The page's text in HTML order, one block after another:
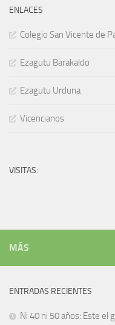
ENLACES
Colegio San Vicente de
Ezagutu Barakaldo
Ezagutu Urduna
Vicencianos
VISITAS:
MÁS
ENTRADAS RECIENTES
Ni 40 ni 50 años: Este el